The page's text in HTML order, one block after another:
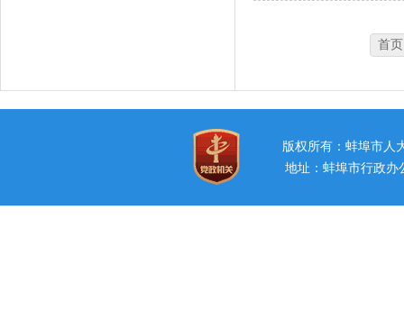
首页
版权所有：蚌埠市
地址：蚌埠市行政